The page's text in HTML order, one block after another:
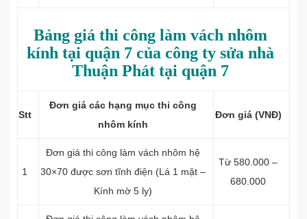
Bảng giá thi công làm vách nhôm
kính tại quận 7 của công ty sửa nhà
Thuận Phát tại quận 7
Stt
Đơn giá các hạng mục thi công
nhôm kính
Đơn giá (VNĐ)
1
Đơn giá thi công làm vách nhôm hệ
30×70 được sơn tĩnh điện (Lá 1 mặt –
Kính mờ 5 ly)
Từ 580.000 –
680.000